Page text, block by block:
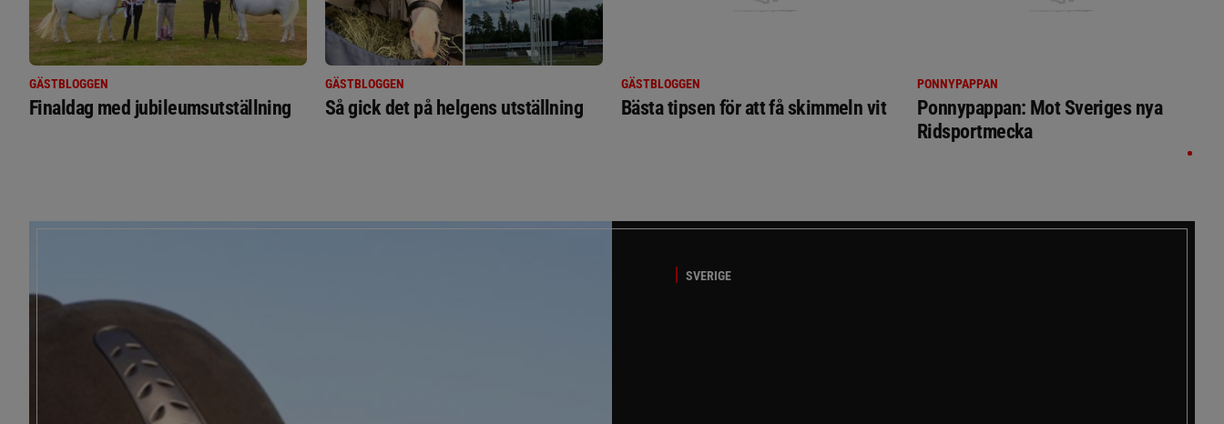
GÄSTBLOGGEN
Finaldag med jubileumsutställning
GÄSTBLOGGEN
Så gick det på helgens utställning
GÄSTBLOGGEN
Bästa tipsen för att få skimmeln vit
PONNYPAPPAN
Ponnypappan: Mot Sveriges nya
Ridsportmecka
SVERIGE